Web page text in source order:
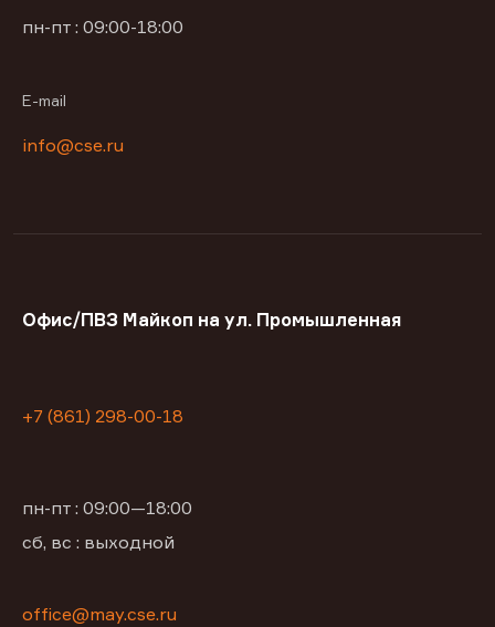
пн-пт : 09:00-18:00
E-mail
info@cse.ru
Офис/ПВЗ Майкоп на ул. Промышленная
+7 (861) 298-00-18
пн-пт : 09:00—18:00
сб, вс : выходной
office@may.cse.ru